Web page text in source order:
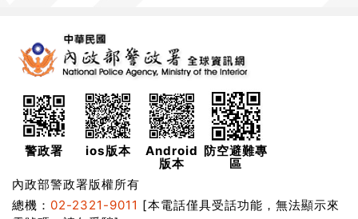
警政署 ios版本
Android
版本
防空避難專
區
內政部警政署版權所有
總機： 02-2321-9011 [本電話僅具受話功能，無法顯示來